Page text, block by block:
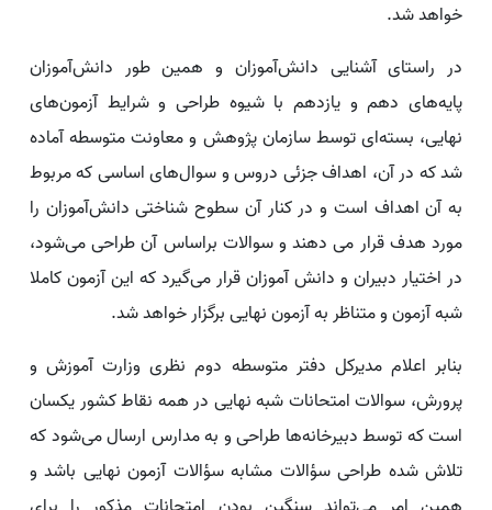
خواهد شد.
در راستای آشنایی دانش‌آموزان و همین طور دانش‌آموزان
پایه‌های دهم و یازدهم با شیوه طراحی و شرایط آزمون‌های
نهایی، بسته‌ای توسط سازمان پژوهش و معاونت متوسطه آماده
شد که در آن، اهداف جزئی دروس و سوال‌های اساسی که مربوط
به آن اهداف است و در کنار آن سطوح شناختی دانش‌آموزان را
مورد هدف قرار می دهند و سوالات براساس آن طراحی می‌شود،
در اختیار دبیران و دانش آموزان قرار می‌گیرد که این آزمون کاملا
شبه آزمون و متناظر به آزمون نهایی برگزار خواهد شد.
بنابر اعلام مدیرکل دفتر متوسطه دوم نظری وزارت آموزش و
پرورش، سوالات امتحانات شبه نهایی در همه نقاط کشور یکسان
است که توسط دبیرخانه‌ها طراحی و به مدارس ارسال می‌شود که
تلاش شده طراحی سؤالات مشابه سؤالات آزمون نهایی باشد و